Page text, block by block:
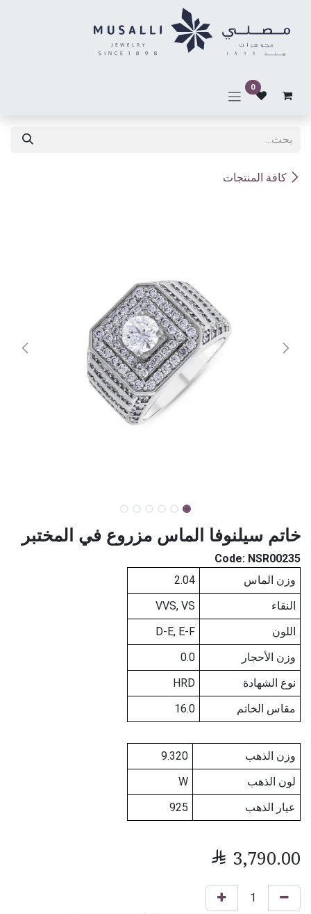
0
كافة المنتجات
خاتم سيلنوفا الماس مزروع في المختبر
Code: NSR00235
وزن الماس
2.04
النقاء
VVS, VS
اللون
D-E, E-F
وزن الأحجار
0.0
نوع الشهادة
HRD
مقاس الخاتم
16.0
وزن الذهب
9.320
لون الذهب
W
عيار الذهب
925
 3,790.00